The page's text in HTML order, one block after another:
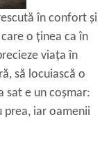
în confort și
o ținea ca în
viața în
să locuiască o
sat e un coșmar:
iar oamenii